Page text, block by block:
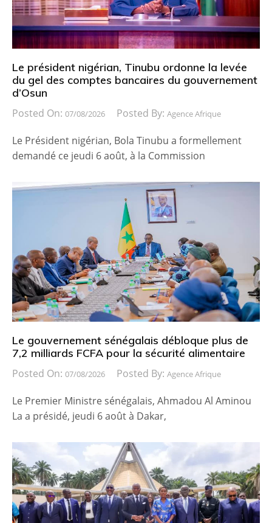
Le président nigérian, Tinubu ordonne la levée
du gel des comptes bancaires du gouvernement
d’Osun
Posted On: 07/08/2026 Posted By: Agence Afrique
Le Président nigérian, Bola Tinubu a formellement
demandé ce jeudi 6 août, à la Commission
Le gouvernement sénégalais débloque plus de
7,2 milliards FCFA pour la sécurité alimentaire
Posted On: 07/08/2026 Posted By: Agence Afrique
Le Premier Ministre sénégalais, Ahmadou Al Aminou
La a présidé, jeudi 6 août à Dakar,